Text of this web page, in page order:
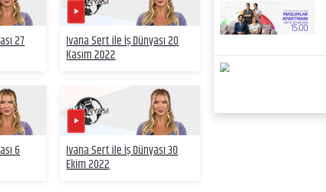
27 Ivana Sert ile İş Dünyası 20
Kasım 2022
6 Ivana Sert ile İş Dünyası 30
Ekim 2022